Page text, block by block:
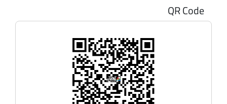
QR Code